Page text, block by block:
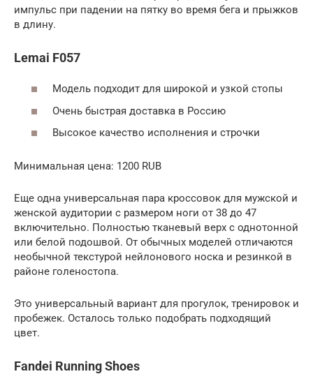
импульс при падении на пятку во время бега и прыжков
в длину.
Lemai F057
Модель подходит для широкой и узкой стопы
Очень быстрая доставка в Россию
Высокое качество исполнения и строчки
Минимальная цена: 1200 RUB
Еще одна универсальная пара кроссовок для мужской и
женской аудитории с размером ноги от 38 до 47
включительно. Полностью тканевый верх с однотонной
или белой подошвой. От обычных моделей отличаются
необычной текстурой нейлонового носка и резинкой в
районе голеностопа.
Это универсальный вариант для прогулок, тренировок и
пробежек. Осталось только подобрать подходящий
цвет.
Fandei Running Shoes